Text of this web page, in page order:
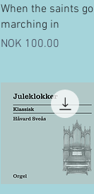
Quick View
When the saints go
marching in
Price
NOK 100.00